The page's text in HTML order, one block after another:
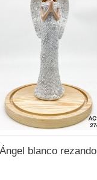
Ángel blanco rezando